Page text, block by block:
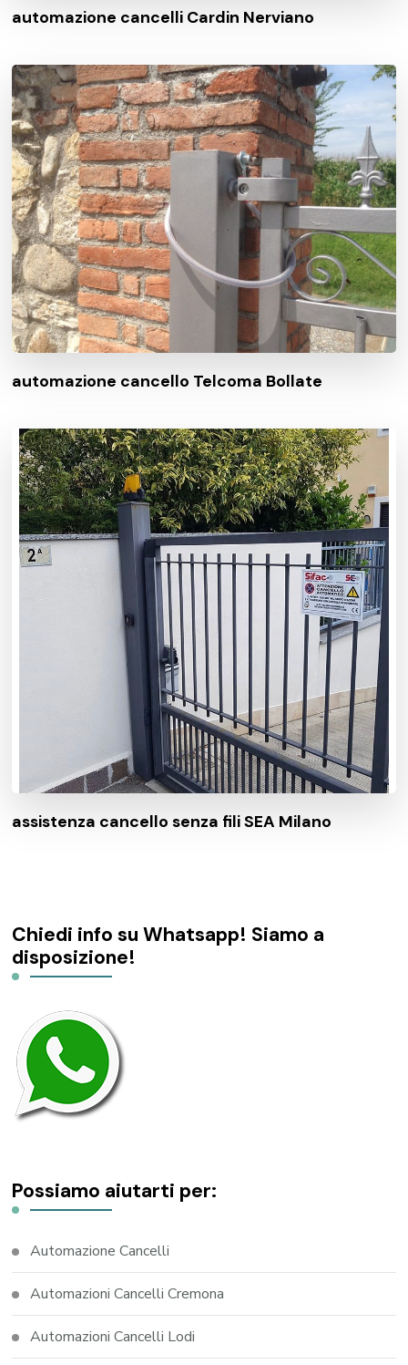
automazione cancelli Cardin Nerviano
automazione cancello Telcoma Bollate
assistenza cancello senza fili SEA Milano
Chiedi info su Whatsapp! Siamo a
disposizione!
Possiamo aiutarti per:
Automazione Cancelli
Automazioni Cancelli Cremona
Automazioni Cancelli Lodi